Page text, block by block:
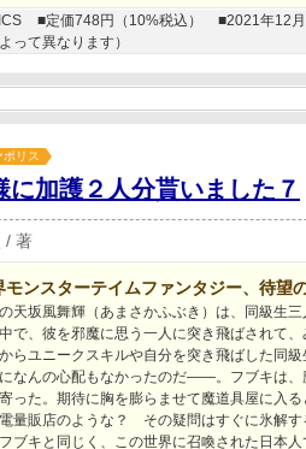
■定価748円（10%税込）
■2021年12
って異なります）
ポリス
に加護２人分貰いました７
/ 著
モンスターテイムファンタジー、待望
天坂風舞輝（あまさかふぶき）は、同級生
で、彼を邪魔に思う一人に突き飛ばされて
らユニークスキルや自分を突き飛ばした同
なんの心配もなかったのだ――。フブキは
った。期待に胸を膨らませて魔道具屋に入
量販店のような？ その疑問はすぐに氷解す
ブキと同じく、この世界に召喚された日本